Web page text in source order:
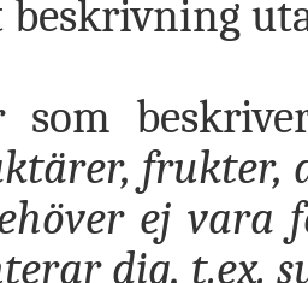
beskrivning
som
frukter,
ej vara
dig, t.ex.